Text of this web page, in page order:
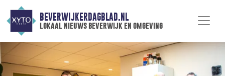
BEVERWIJKERDAGBLAD.NL
lokaal nieuws beverwijk en omgeving